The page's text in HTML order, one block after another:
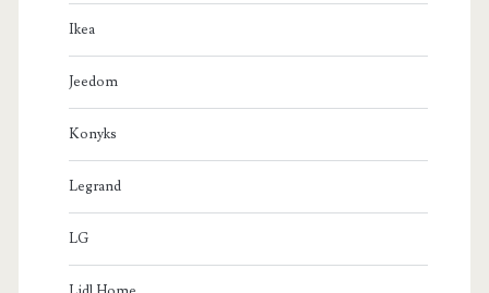
Ikea
Jeedom
Konyks
Legrand
LG